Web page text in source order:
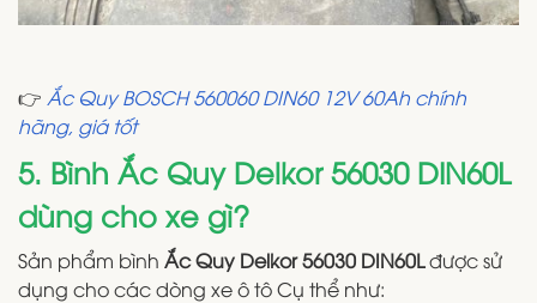
👉 Ắc Quy BOSCH 560060 DIN60 12V 60Ah chính
hãng, giá tốt
5. Bình Ắc Quy Delkor 56030 DIN60L
dùng cho xe gì?
Sản phẩm bình Ắc Quy Delkor 56030 DIN60Lđược sử
dụng cho các dòng xe ô tô Cụ thể như: